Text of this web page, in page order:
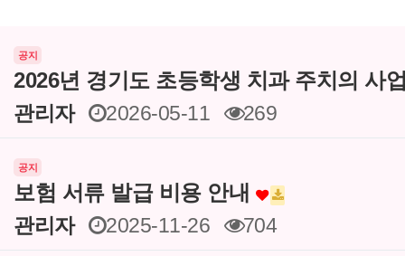
공지
2026년 경기도 초등학생 치과 주치의 사
관리자
2026-05-11 269
공지
보험 서류 발급 비용 안내
관리자
2025-11-26 704